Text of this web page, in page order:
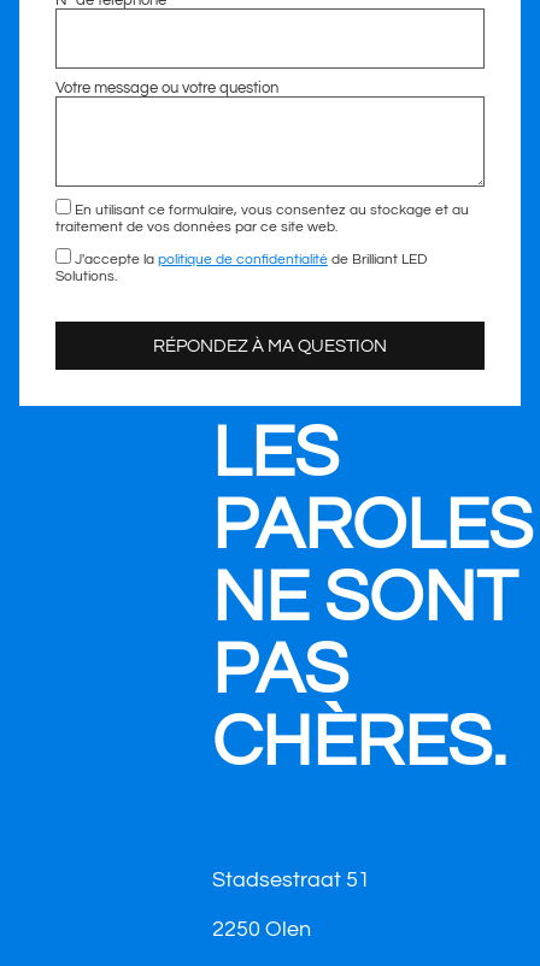
Votre message ou votre question
En utilisant ce formulaire, vous consentez au stockage et au
traitement de vos données par ce site web.
J'accepte la politique de confidentialité de Brilliant LED
Solutions.
RÉPONDEZ À MA QUESTION
LES
PAROLES
NE SONT
PAS
CHÈRES.
Stadsestraat 51
2250 Olen